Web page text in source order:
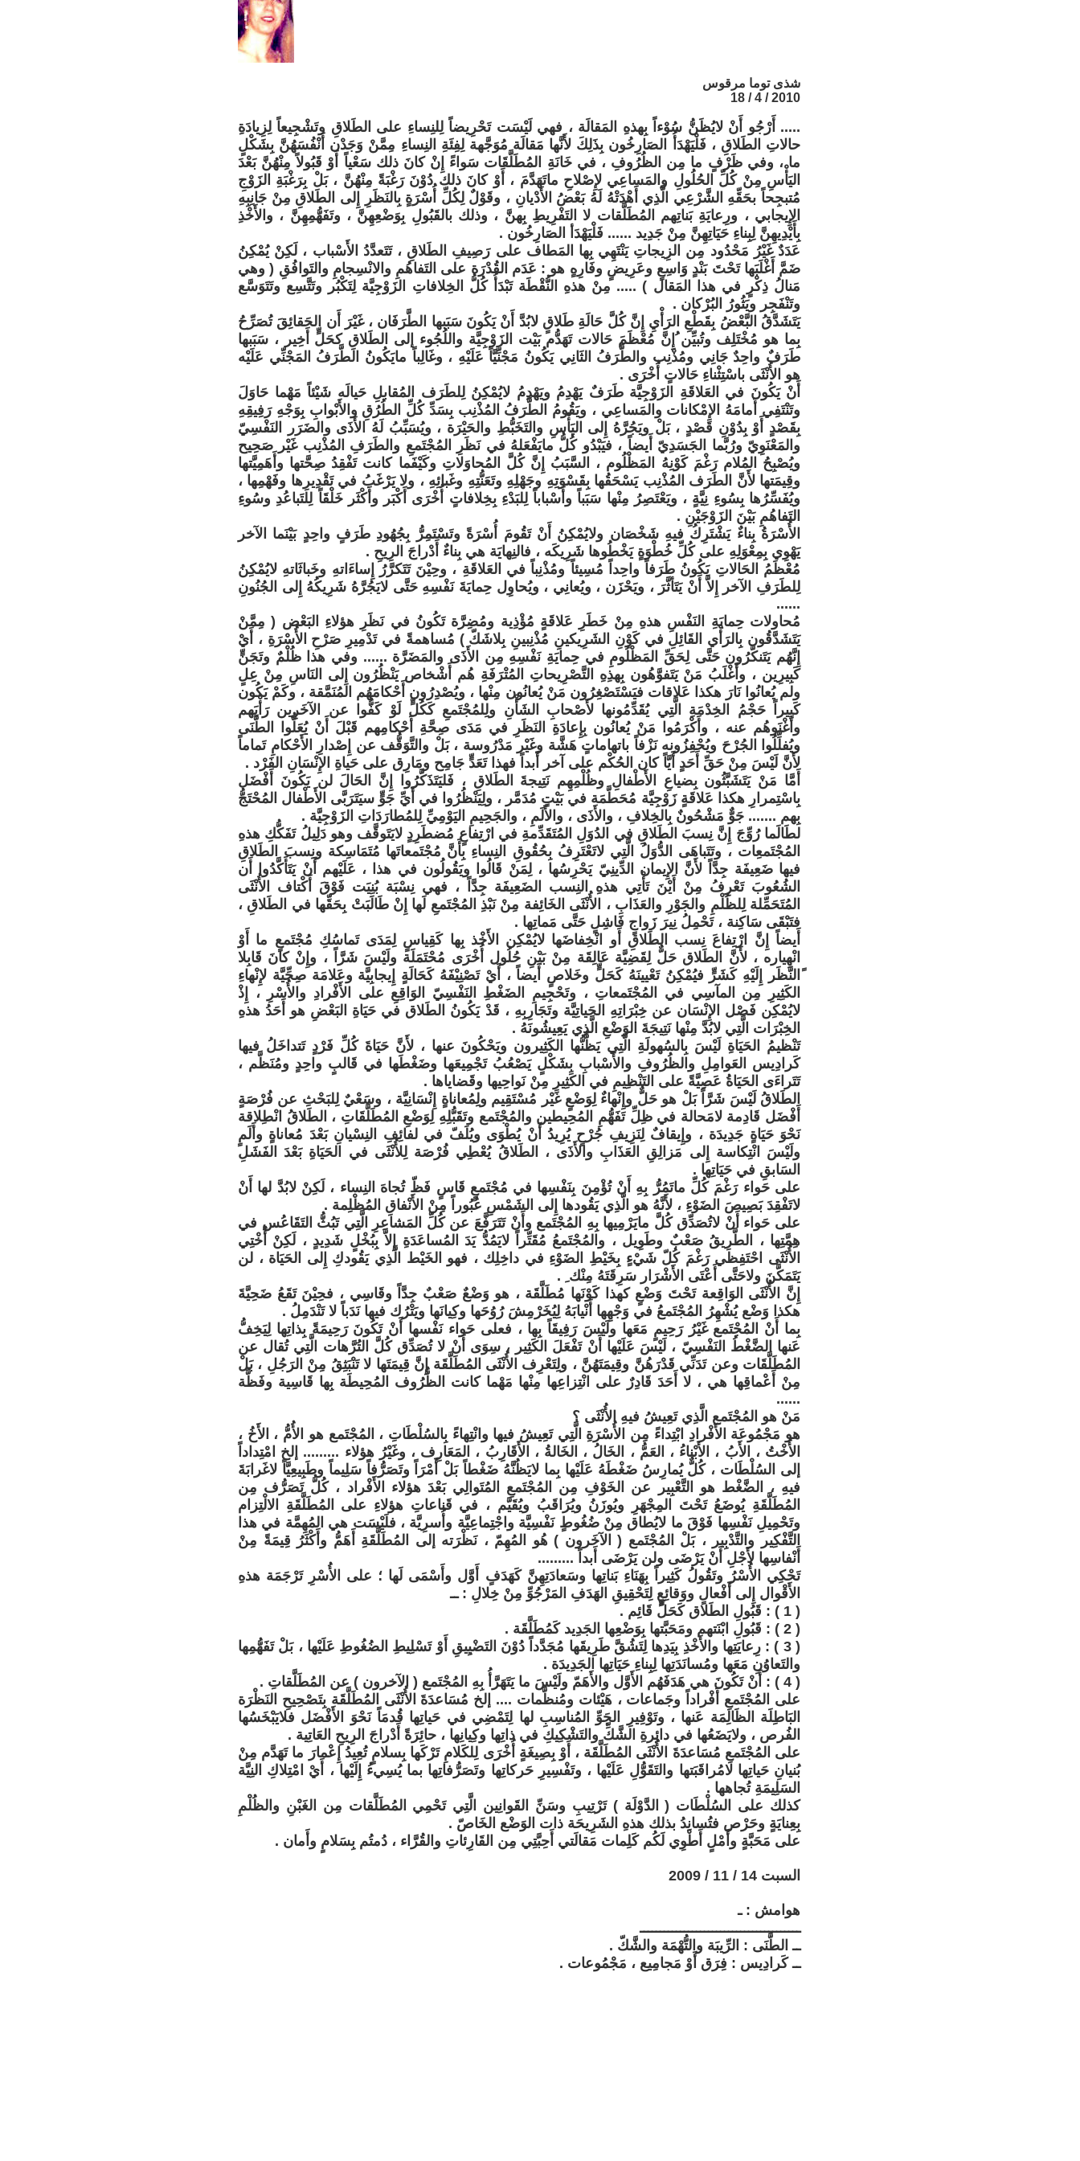
شذى توما مرقوس
2010 / 4 / 18
..... أَرْجُو أَنْ لايُظَنُّ سُوْءاً بِهذهِ المَقالَة ، فهي لَيْسَت تَحْرِيضاً لِلنِساءِ على الطَلاقِ وتَشْجِيعاً لِزِيادَةِ
حالاتِ الطَلاقِ ، فَلْيَهْدَأُ الصَارِخُون بِذَلِكَ لأَنَّها مَقالَة مُوَجَّهة لِفِئَةِ النِساءِ مِمَّنْ وَجَدْن أَنْفُسَهُنَّ بِشَكْلٍ
ما ، وفي ظَرْفٍ ما مِن الظُرُوفِ ، في خَانَةِ المُطَلَّقَات سَواءً إِنْ كانَ ذلك سَعْياً أَوْ قَبُولاً مِنْهُنَّ بَعْدَ
اليَأْسِ مِنْ كُلِّ الحُلُولِ والمَساعِي لإِصْلاحِ ماتَهَدَّمَ ، أَوْ كانَ ذلك دُوْنَ رَغْبَةً مِنْهُنَّ ، بَلْ بِرَغْبَةِ الزَوْجِ
مُتبجِحاً بحَقِّهِ الشَّرْعِي الَّذِي أَهْدَتْهُ لَهُ بَعْضُ الأَدْيانِ ، وقَوْلٌ لِكُلِّ أُسْرَةٍ بِالنَظَرِ إِلى الطَلاقِ مِنْ جَانِبِهِ
الإِيجابي ، ورِعايَةِ بَناتِهم المُطَلَّقات لا التَفْرِيطِ بِهنَّ ، وذلك بالقَبُولِ بِوَضْعِهِنَّ ، وتَفَهُّمِهِنَّ ، والأَخْذِ
بِأَيْدِيهِنَّ لِبِناءِ حَيَاتِهِنَّ مِنْ جَدِيد ...... فَلْيَهْدَأ الصَارِخُون .
عَدَدٌ غَيْرُ مَحْدُود مِن الزِيجاتِ يَنْتَهِي بِها المَطاف على رَصِيفِ الطَلاقِ ، تَتَعدَّدُ الأَسْباب ، لَكِنْ يُمْكِنُ
ضَمَّ أَغْلَبَها تَحْتَ بَنْدٍ وَاسِعٍ وعَرِيضٍ وفَارِهٍ هو : عَدَم القُدْرَة على التَفاهُمِ والانْسِجامِ والتَوافُقِ ( وهي
مَنالُ ذِكْرٍ في هذا المَقال ) ..... مِنْ هذهِ النُّقْطَة تَبْدَأُ كُلُّ الخِلافاتِ الزَوْجِيَّة لِتَكْبُر وتَتَّسِع وتَتَوَسَّع
وتَنْفَجِر ويَثُورُ البُرْكان .
يَتَشَدَّقُ البَّعْضُ بِقَطْعِ الرَأْيِ إِنَّ كُلَّ حَالَةِ طَلاقٍ لابُدَّ أَنْ يَكُونَ سَبَبها الطَّرَفَان ، غَيْرَ أَن الحَقائِقَ تُصَرِّحُ
بِما هو مُخْتَلِف وتُبيِّن ُإِنَّ مُعْظَمَ حَالات تَهَدُّم بَيْت الزَوْجِيَّة واللُجُوء إلى الطَلاقِ كحَلٍّ أَخِير ، سَبَبها
طَرَفٌ واحِدٌ جَانِي ومُذْنِب والطَّرَفُ الثَانِي يَكُونُ مَجْنِّيَّاً عَلَيْهِ ، وغَالِباً مايَكُونُ الطَّرَفُ المَجْنِّي عَلَيْه
هو الأُنْثَى باسْتِثْناءِ حَالاتٍ أُخْرَى .
أَنْ يَكُونَ في العَلاقَةِ الزَوْجِيَّة طَرَفٌ يَهْدِمُ ويَهْدِمُ لايُمْكِنُ لِلطَرَف المُقابلِ حَيالَه شَيْئاً مَهْما حَاوَلَ
وتَنْتَفِي أَمامَهُ الإِمْكانات والمَساعِي ، ويَقُومُ الطَّرَفُ المُذْنِب بِسَدِّ كُلِّ الطُرُقِ والأَبْوابِ بِوَجْهِ رَفِيقِهِ
بِقَصْدٍ أَوْ بِدُوْنِ قَصْدٍ ، بَلْ ويَجُرَّهُ إِلى اليَأْسِ والتَخَبُّطِ والحَيْرَة ، ويُسَبِّبُ لَهُ الأَذَى والضَرَر النَفْسِيّ
والمَعْنَوِيّ ورُبَّما الجَسَدِيّ أَيضاً ، فيَبْدُو كُلُّ مايَفْعَلهُ في نَظَرِ المُجْتَمعِ والطَرَفِ المُذْنِب غَيْر صَحِيح
ويُصْبِحُ المُلام رَغْمَ كَوْنِهُ المَظْلُوم ، السَّبَبُ إِنَّ كُلَّ المُحاوَلاتِ وكَيْفَما كانت تَفْقِدُ صِحَّتها وأَهَمِيَّتها
وقِيمَتها لأَنَّ الطَرَف المُذْنِب يَسْحَقُها بِقَسْوَتِهِ وجَهْلِهِ وتَعَنُّتِهِ وغَبائِهِ ، ولا يَرْغَبُ في تَقْدِيرِها وفَهْمِها ،
ويُفَسِّرُها بِسُوءِ نِيَّةٍ ، ويَعْتَصِرُ مِنْها سَبَباً وأَسْباباً لِلبَدْءِ بِخِلافاتٍ أُخْرَى أَكْبَر وأَكْثَر خَلْقَاً لِلتَباعُدِ وسُوءِ
التَفاهُمِ بَيْنَ الزَوْجَيْنِ .
الأُسْرَةُ بِناءٌ يَشْتَرِكُ فيهِ شَخْصَان ولايُمْكِنُ أَنْ تَقُومَ أُسْرَةً وتَسْتَمِرُّ بِجُهُودِ طَرَفٍ واحِدٍ بَيْنَما الآخر
يَهْوِي بِمِعْوَلِهِ على كُلِّ خُطْوَةٍ يَخْطُوها شَرِيكَه ، فالنِهايَة هي بِناءٌ أَدْراجَ الرِيحِ .
مُعْظَمُ الحَالاتِ يَكُونُ طَرَفاً واحِداً مُسِيئاً ومُذْنِباً في العَلاقَةِ ، وحِيْنَ تَتَكرَّرُ إِساءَاتهِ وخَباثَاتهِ لايُمْكِنُ
لِلطَرَفِ الآخر إِلاَّ أَنْ يَتَأثَّرَ ، ويَحْزَن ، ويُعانِي ، ويُحاوِل حِمايَةَ نَفْسِهِ حَتَّى لايَجُرَّهُ شَرِيكُهُ إِلى الجُنُونِ
......
مُحاولات حِمايَةِ النَفْسِ هذهِ مِنْ خَطَرِ عَلاقَةٍ مُؤْذِية ومُضِرَّة تَكُونُ في نَظَرِ هؤلاءِ البَعْض ( مِمَّنْ
يَتَشَدَّقُون بِالرَأْي القَائِلِ في كَوْنِ الشَرِيكينِ مُذْنِبينِ بِلاشَكّ ) مُساهمةً في تَدْمِيرِ صَرْحِ الأُسْرَةِ ، أَيْ
إِنَّهُم يَتَنكَّرُون حَتَّى لِحَقِّ المَظْلُومِ في حِمايَةِ نَفْسِهِ مِن الأَذَى والمَضَرَّة ...... وفي هذا ظُلْمٌ وتَجَنٍّ
كَبِيرِين ، وأَغْلَبُ مَنْ يَتَفوَّهُون بِهذِهِ التَّصْرِيحاتِ المُتْرَفَةِ هُم أَشْخاص يَنْظُرُون إِلى النَاسِ مِنْ عِلٍ
ولم يُعانُوا نَارَ هكذا عَلاقات فيَسْتَصْغِرُون مَنْ يُعانُون مِنْها ، ويُصْدِرُون أَحْكامَهُم المُنَمَّقة ، وكَمْ يَكُون
كَبِيراً حَجْمُ الخِدْمَةِ الَّتِي يُقَدِّمُونها لأَصْحابِ الشَأْنِ ولِلمُجْتَمعِ كَكُلٍّ لَوْ كَفُّوا عن الآخَرِين رَأْيَهم
وأَغْنَوهُم عنه ، وأَكْرَمُوا مَنْ يُعانُون بِإِعادَةِ النَظَرِ في مَدَى صِحَّةِ أَحْكامِهم قَبْلَ أَنْ يُعَلُّوا الطَّنَى
ويُفلِّلُوا الجُرْحَ ويُحْفِزُونه نَزْفاً باتهاماتٍ هَشَّة وغَيْر مَدْرُوسة ، بَلْ والتَّوَقُّف عن إِصْدارِ الأَحْكامِ تَماماً
لأَنَّ لَيْسَ مِنْ حَقِّ أَحَدٍ أَيَّاً كان الحُكْم على آخر أَبداً فهذا تَعَدٍّ جَامِح ومَارِق على حَياةِ الإِنْسَانِ الفَرْد .
أَمَّا مَنْ يَتَشَبَّثُون بِضياعِ الأَطْفالِ وظُلْمِهِم نَتِيجةَ الطَلاقِ ، فَليَتَذَكَّرُوا إِنَّ الحَالَ لن يَكُونَ أَفْضَل
بِاسْتِمرارِ هكذا عَلاقَةٍ زَوْجِيَّة مُحَطَّمَة في بَيْتٍ مُدَمَّر ، ولِيَنْظُرُوا في أَيِّ جَوٍّ سيَتَرَبَّى الأَطْفال المُحْتَجُّ
بِهم ....... جَوٌّ مَشْحُونٌ بِالخِلافِ ، والأَذَى ، والأَلَمِ ، والجَحِيمِ اليَوْمِيِّ لِلمُطارَدَاتِ الزَوْجِيَّة .
لطَالَما رُوِّجَ إِنَّ نِسبَ الطَلاقِ في الدُوَلِ المُتَقَدِّمةِ في ارْتِفاعٍ مُضطَرِدٍ لايَتَوقَّف وهو دَلِيلُ تَفَكُّكِ هذهِ
المُجْتَمعِات ، وتَتَباهَى الدُّوَلُ الَّتِي لاتَعْتَرِفُ بِحُقُوقِ النِساءِ بِأَنَّ مُجْتَمعاتَها مُتَمَاسِكة ونِسبَ الطَلاقِ
فيها ضَعِيفَة جِدَّاً لأَنَّ الإِيمان الدِّينِيّ يَحْرِسُها ، لِمَنْ قَالُوا ويَقُولُون في هذا ، عَلَيْهم أَنْ يَتَأَكَّدُوا أَن
الشُعُوبَ تَعْرِفُ مِنْ أَيْنَ تَأْتِي هذهِ النِسب الضَعِيفَة جِدَّاً ، فهي نِسْبَة بُنِيَت فَوْقَ أَكْتاف الأُنْثَى
المُتَحَمِّلة لِلظُلْمِ والجَوْرِ والعَذَابِ ، الأُنْثَى الخَائِفة مِنْ نَبْذِ المُجْتَمعِ لَها إِنْ طَالَبَتْ بِحَقِّها في الطَلاقِ ،
فتَبْقَى سَاكِنة ، تَحْمِلُ نِيرَ زَواجٍ فَاشِلٍ حَتَّى مَماتِها .
أَيضاً إِنَّ ارْتِفاعَ نِسب الطَلاقِ أَو انْخِفاضَها لايُمْكِن الأَخْذ بِها كَقِياسٍ لِمَدَى تَماسُكِ مُجْتَمعٍ ما أَوْ
انْهِياره ، لأَنَّ الطَلاق حَلٌّ لِقَضِيَّة عَالِقَة مِنْ بَيْنِ حُلُول أُخْرَى مُحْتَمَلَة ولَيْسَ شَرَّاً ، وإِنْ كانَ قَابِلا
ًالنَّظَر إِلَيْهِ كَشَرٍّ فيُمْكِنُ تَعْيينَهُ كَحَلٍّ وخَلاصٍ أَيضاً ، أَيْ تَصْنِيْفَهُ كَحَالَةٍ إِيجابِيَّة وعَلامَة صِحِّيَّة لإِنْهاءِ
الكَثِيرِ مِن المآسِي في المُجْتَمعاتِ ، وتَحْجِيمِ الضَغْطِ النَفْسِيّ الوَاقِعِ على الأَفْرادِ والأُسْرِ ، إِذْ
لايُمْكِن فَصْل الإِنْسَان عن خِبْرَاتِهِ الحَياتِيَّة وتَجَارِبِهِ ، قَدْ يَكُونُ الطَلاق في حَيَاةِ البَعْضِ هو أَحَدُ هذهِ
الخِبْرَات الَّتِي لابُدَّ مِنْها نَتِيجَةَ الوَضْعِ الَّذِي يَعِيشُونَهُ .
تَنْظيمُ الحَيَاةِ لَيْسَ بِالسُهولَةِ الَّتِي يَظُّنُّها الكَثِيرون ويَحْكُونَ عنها ، لأَنَّ حَيَاةَ كُلِّ فَرْدٍ تَتداخَلُ فيها
كَرادِيس العَوامِلِ والظُرُوفِ والأَسْبابِ بِشَكْلٍ يَصْعُبُ تَجْمِيعَها وضَغْطَها في قَالبٍ واحِدٍ ومُنَظَّم ،
تَتَراءَى الحَيَاةُ عَصِيَّةً على التَنْظِيمِ في الكَثِيرِ مِنْ نَواحِيها وقَضاياها .
الطَلاقُ لَيْسَ شَرَّاً بَلْ هو حَلٌّ وإِنْهاءٌ لِوَضْعٍ غَيْر مُسْتَقِيم ولِمُعاناةٍ إِنْسَانِيَّة ، وسَعْيٌ لِلبَحْثِ عن فُرْصَةٍ
أَفْضَل قَادِمة لامَحالة في ظِلِّ تَفَهُّمِ المُحِيطين والمُجْتَمع وتَقَبُّلِهِ لِوَضْعِ المُطَلَّقَاتِ ، الطَلاقُ انْطِلاقة
نَحْوَ حَيَاةٍ جَدِيدَة ، وإِيقافٌ لِنَزِيفِ جُرْحٍ يُرِيدُ أَنْ يُطْوَى ويُلَفّ في لفائِفِ النِسْيانِ بَعْدَ مُعاناةٍ وأَلَمٍ
ولَيْسَ انْتِكاسة إِلى مَزالِقِ العَذَابِ والأَذَى ، الطَلاقُ يُعْطِي فُرْصَة لِلأُنْثَى في الحَيَاةِ بَعْدَ الفَشَلِ
السَابقِ في حَيَاتِها .
على حَواء رَغْمَ كُلِّ ماتَمُرُّ بِهِ أَنْ تُؤْمِنَ بِنَفْسِها في مُجْتَمعٍ قَاسٍ فَظّ تُجاهَ النِساء ، لَكِنْ لابُدَّ لها أَنْ
لاتَفْقِدَ بَصِيصَ الضَوْءِ ، لأَنَّهُ هو الَّذِي يَقُودها إِلى الشَمْسِ عُبُوراً مِنْ الأَنْفاقِ المُظْلِمة .
على حَواء أَنْ لاتُصَدِّق كُلَّ مايَرْمِيها بِهِ المُجْتَمع وأَنْ تَتَرَفَّعَ عن كُلِّ المَشاعِرِ الَّتِي تَبُثُّ التَقَاعُس في
هِمَّتِها ، الطَّرِيقُ صَعْبٌ وطَوِيل ، والمُجْتَمعُ مُقَتِّراً لايَمُدُّ يَدَ المُساعَدَةِ إِلاَّ بِبُخْلٍ شَدِيدٍ ، لَكِنْ أُخْتِي
الأُنْثَى احْتَفِظي رَغْمَ كُلّ شَيْءٍ بِخَيْطِ الضَوْءِ في داخِلِك ، فهو الخَيْط الَّذِي يَقُودكِ إِلى الحَيَاة ، لن
يَتَمَكَّنَ ولاحَتَّى أَعْتَى الأَشْرَار سَرِقَتَهُ مِنْك ِ .
إِنَّ الأُنْثَى الوَاقِعة تَحْتَ وَضْعٍ كهذا كَوْنَها مُطَلَّقَة ، هو وَضْعٌ صَعْبٌ جِدَّاً وقَاسِي ، فحِيْنَ تَقَعُ ضَحِيَّةَ
هكذا وَضْع يُشْهِرُ المُجْتَمعُ في وَجْهِها أَنْيابَهُ لِيُخَرْمِشَ رُوُحَها وكِيانَها ويَتْرُك فيها نَدَباً لا تَنْدَمِلُ .
بِما أَنْ المُجْتَمع غَيْرُ رَحِيمٍ مَعَها ولَيْسَ رَفِيقَاً بِها ، فعلى حَواء نَفْسها أَنْ تَكُونَ رَحِيمَةً بِذاتِها لِيَخِفُّ
عَنها الضَّغْطُ النَفْسِيّ ، لَيْسَ عَلَيْها أَنْ تَفْعَلَ الكَثِير ، سِوَى أَنْ لا تُصَدِّق كُلَّ التُرَّهات الَّتِي تُقال عن
المُطَلَّقَات وعن تَدَنِّي قَدْرَهُنَّ وقِيمَتَهُنَّ ، ولِتَعْرِف الأُنْثَى المُطَلَّقَة إِنَّ قِيمَتَها لا تَنْبَثِقُ مِنْ الرَجُلِ ، بَلْ
مِنْ أَعْماقِها هي ، لا أَحَدَ قَادِرٌ على انْتِزاعِها مِنْها مَهْما كانت الظُّرُوف المُحِيطَة بِها قَاسِية وفَظَّة
......
مَنْ هو المُجْتَمع الَّذِي تَعِيشُ فيهِ الأُنْثَى ؟
هو مَجْمُوعَة الأَفْرادِ ابْتِداءً مِن الأُسْرَةِ الَّتِي تَعِيشُ فيها وانْتِهاءً بِالسُلْطَاتِ ، المُجْتَمع هو الأُمُّ ، الأَخُ ،
الأُخْتُ ، الأَبُ ، الأَبْناءُ ، العَمُّ ، الخَالُ ، الخَالةُ ، الأَقَارِبُ ، المَعَارِف ، وغَيْرُ هؤلاء ......... إلخ امْتِداداً
إلى السُلْطَات ، كُلٌّ يُمارِسُ ضَغْطَهُ عَلَيْها بِما لايَظُنَّهُ ضَغْطاً بَلْ أَمْرَاً وتَصَرُّفاً سَلِيماً وطَبِيعِيَّاً لاغَرابَةَ
فيهِ ، الضَّغْط هو التَّعْبِير عن الخَوْفِ مِن المُجْتَمعِ المُتَوالِي بَعْدَ هؤلاء الأَفْراد ، كُلُّ تَصَرُّف مِن
المُطَلَّقَةِ يُوضَعُ تَحْتَ المِجْهَرِ ويُوزَنُ ويُرَاقَبُ ويُقَيَّم ، في قَناعاتِ هؤلاءِ على المُطَلَّقَةِ الالْتِزام
وتَحْمِيلِ نَفْسِها فَوْقَ ما لايُطاق مِنْ ضُغُوطٍ نَفْسِيَّة واجْتِماعِيَّة وأُسرِيَّة ، فلَيْسَت هي المُهِمَّة في هذا
التَّفْكِير والتَّدْبِير ، بَلْ المُجْتَمع ( الآخَرون ) هُو المُهِمّ ، نَظْرَته إلى المُطَلَّقَةِ أَهَمُّ وأَكْثَرُ قِيمَةً مِنْ
أَنْفاسِها لأَجْلِ أَنْ يَرْضَى ولن يَرْضَى أَبداً .........
تَحْكِي الأُسْرُ وتَقُولُ كَثِيراً بِهَنَاءِ بَناتِها وسَعادَتِهِنَّ كَهَدَفٍ أَوَّل وأَسْمَى لَها ؛ على الأُسْرِ تَرْجَمَة هذهِ
الأَقْوال إِلى أَفْعالٍ ووَقائِعٍ لِتَحْقِيقِ الهَدَفِ المَرْجُوِّ مِنْ خِلالِ : ــ
( 1 ) : قَبُولِ الطَلاق كَحَلٍّ قَائِم .
( 2 ) : قَبُولِ ابْنَتهم ومَحَبَّتها بِوَضْعِها الجَدِيد كَمُطَلَّقَة .
( 3 ) : رِعايَتِها والأَخْذِ بِيَدِها لِتَشُقَّ طَرِيقَها مُجَدَّداً دُوْنَ التَضْيِيقِ أَوْ تَسْلِيطِ الضُغُوطِ عَلَيْها ، بَلْ تَفَهُّمِها
والتَعاوُنِ مَعَها ومُسانَدَتِها لِبِناءِ حَيَاتِها الجَدِيدَة .
( 4 ) : أَنْ تَكُونَ هي هَدَفَهُم الأَوَّل والأَهَمّ ولَيْسَ ما يَتَهَرَّأُ بِهِ المُجْتَمع ( الآخرون ) عن المُطَلَّقاتِ .
على المُجْتَمعِ أَفْراداً وجَماعات ، هَيْئات ومُنظَّمات .... إلخ مُسَاعدَةَ الأُنْثَى المُطَلَّقَة بِتَصْحِيحِ النَظْرَة
البَاطِلَة الظَالِمَة عَنها ، وتَوْفِيرِ الجَوِّ المُناسِبِ لها لِتَمْضِي في حَياتِها قُدمَاً نَحْوَ الأَفْضَل فلايَبْخَسُها
الفُرص ، ولايَضَعُها في دائِرةِ الشَّكِّ والتَشْكِيكِ في ذاتِها وكِيانِها ، حائِرَةً أَدْراجَ الرِيحِ العَاتِية .
على المُجْتَمعِ مُسَاعدَةَ الأُنْثَى المُطَلَّقَة ، أَوْ بِصِيغَةٍ أُخْرَى لِلكَلامِ تَرْكَها بِسلامٍ تُعِيدُ إِعْمارَ ما تَهَدَّم مِنْ
بُنيانِ حَياتِها لامُراقَبَتها والتَقَوُّلِ عَلَيْها ، وتَفْسِيرِ حَركاتِها وتَصَرُّفاتِها بما يُسِيءُ إِلَيْها ، أَيْ امْتِلاكِ النِيَّة
السَلِيمَةِ تُجاهها .
كذلك على السُلْطَات ( الدَّوْلَة ) تَرْتِيبِ وسَنِّ القَوانِين الَّتِي تَحْمِي المُطَلَّقات مِن الغَبْنِ والظُلْمِ
بِعِنايَةٍ وحَرْص فتُسانِدُ بذلك هذهِ الشَرِيحَة ذات الوَضْع الخَاصّ .
على مَحَبَّةٍ وأَمْلٍ أَطْوِي لَكُم كَلِمات مَقالَتي أَحِبَّتِي مِن القَارِئاتِ والقُرَّاء ، دُمتُم بِسَلامٍ وأَمان .
السبت 14 / 11 / 2009
هوامش : ـ
ــــــــــــــــــــــــــــــــــــــــ
ــ الطَّنَى : الرِّيبَة والتُّهْمَة والشَّكّ .
ــ كَرادِيس : فِرَق أَوْ مَجامِيع ، مَجْمُوعات .